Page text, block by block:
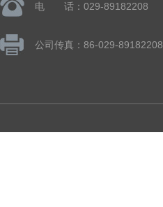
电 话：029-89182208
公司传真：86-029-89182208